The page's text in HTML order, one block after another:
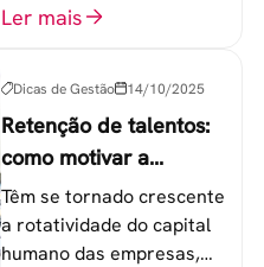
equipe de trabalho. 6
Ler mais
Dicas de Gestão 14/10/2025
Retenção de talentos:
como motivar a
geração Y nas
empresas?
Têm se tornado crescente
a rotatividade do capital
humano das empresas,